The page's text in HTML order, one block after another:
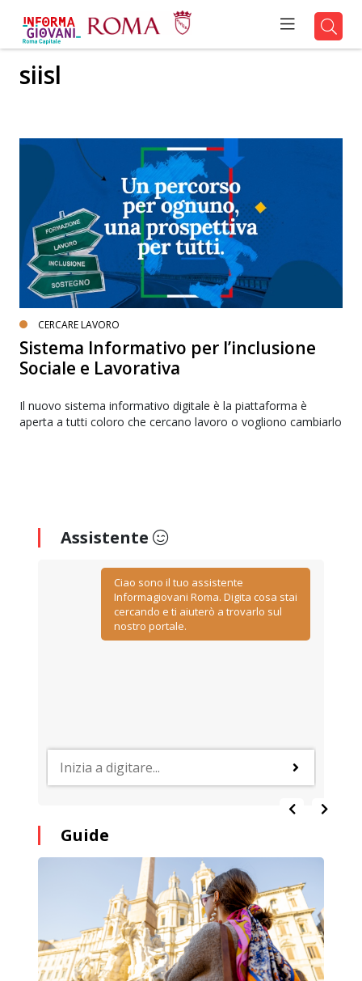
siisl
CERCARE LAVORO
Sistema Informativo per l’inclusione
Sociale e Lavorativa
Il nuovo sistema informativo digitale è la piattaforma è
aperta a tutti coloro che cercano lavoro o vogliono cambiarlo
Assistente
Ciao sono il tuo assistente
Informagiovani Roma. Digita cosa stai
cercando e ti aiuterò a trovarlo sul
nostro portale.
Guide